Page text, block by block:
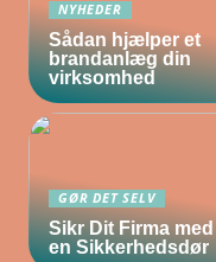
NYHEDER
Sådan hjælper et
brandanlæg din
virksomhed
GØR DET SELV
Sikr Dit Firma med
en Sikkerhedsdør